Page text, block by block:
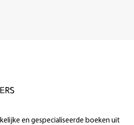
en gespecialiseerde boeken uit